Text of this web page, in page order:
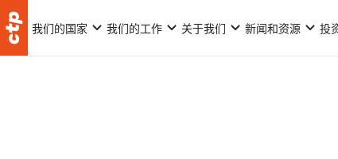
我们的国家 我们的工作 关于我们 新闻和资源 投